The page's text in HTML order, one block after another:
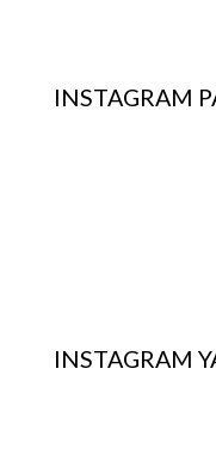
INSTAGRAM
INSTAGRAM